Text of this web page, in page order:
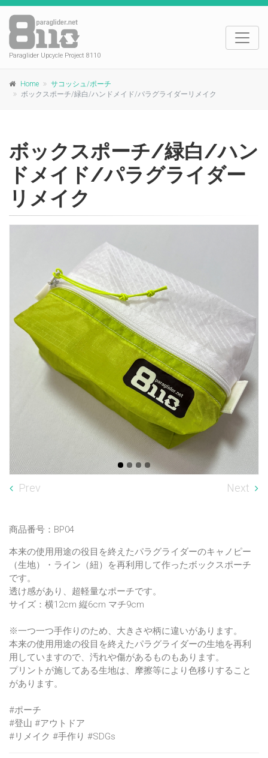
Paraglider Upcycle Project 8110
Home
サコッシュ/ポーチ
ボックスポーチ/緑白/ハンドメイド/パラグライダーリメイク
ボックスポーチ/緑白/ハン
ドメイド/パラグライダー
リメイク
Prev Next
商品番号：BP04
本来の使用用途の役目を終えたパラグライダーのキャノピー
（生地）・ライン（紐）を再利用して作ったボックスポーチ
です。
透け感があり、超軽量なポーチです。
サイズ：横12cm 縦6cm マチ9cm
※一つ一つ手作りのため、大きさや柄に違いがあります。
本来の使用用途の役目を終えたパラグライダーの生地を再利
用していますので、汚れや傷があるものもあります。
プリントが施してある生地は、摩擦等により色移りすること
があります。
#ポーチ
#登山 #アウトドア
#リメイク #手作り #SDGs